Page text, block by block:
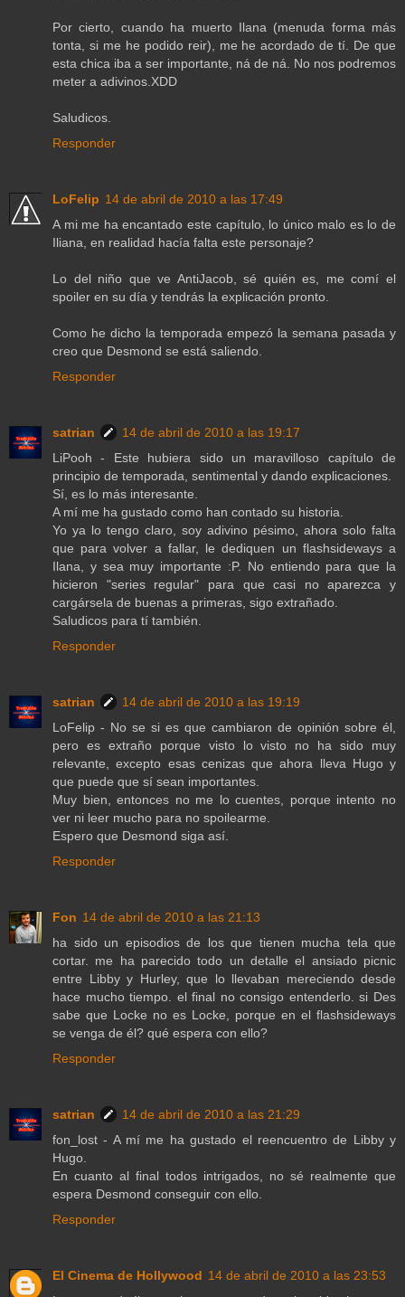
Por cierto, cuando ha muerto Ilana (menuda forma más
tonta, si me he podido reir), me he acordado de tí. De que
esta chica iba a ser importante, ná de ná. No nos podremos
meter a adivinos.XDD
Saludicos.
Responder
LoFelip 14 de abril de 2010 a las 17:49
A mi me ha encantado este capítulo, lo único malo es lo de
Iliana, en realidad hacía falta este personaje?
Lo del niño que ve AntiJacob, sé quién es, me comí el
spoiler en su día y tendrás la explicación pronto.
Como he dicho la temporada empezó la semana pasada y
creo que Desmond se está saliendo.
Responder
satrian
14 de abril de 2010 a las 19:17
LiPooh - Este hubiera sido un maravilloso capítulo de
principio de temporada, sentimental y dando explicaciones.
Sí, es lo más interesante.
A mí me ha gustado como han contado su historia.
Yo ya lo tengo claro, soy adivino pésimo, ahora solo falta
que para volver a fallar, le dediquen un flashsideways a
Ilana, y sea muy importante :P. No entiendo para que la
hicieron "series regular" para que casi no aparezca y
cargársela de buenas a primeras, sigo extrañado.
Saludicos para tí también.
Responder
satrian
14 de abril de 2010 a las 19:19
LoFelip - No se si es que cambiaron de opinión sobre él,
pero es extraño porque visto lo visto no ha sido muy
relevante, excepto esas cenizas que ahora lleva Hugo y
que puede que sí sean importantes.
Muy bien, entonces no me lo cuentes, porque intento no
ver ni leer mucho para no spoilearme.
Espero que Desmond siga así.
Responder
Fon 14 de abril de 2010 a las 21:13
ha sido un episodios de los que tienen mucha tela que
cortar. me ha parecido todo un detalle el ansiado picnic
entre Libby y Hurley, que lo llevaban mereciendo desde
hace mucho tiempo. el final no consigo entenderlo. si Des
sabe que Locke no es Locke, porque en el flashsideways
se venga de él? qué espera con ello?
Responder
satrian
14 de abril de 2010 a las 21:29
fon_lost - A mí me ha gustado el reencuentro de Libby y
Hugo.
En cuanto al final todos intrigados, no sé realmente que
espera Desmond conseguir con ello.
Responder
El Cinema de Hollywood 14 de abril de 2010 a las 23:53